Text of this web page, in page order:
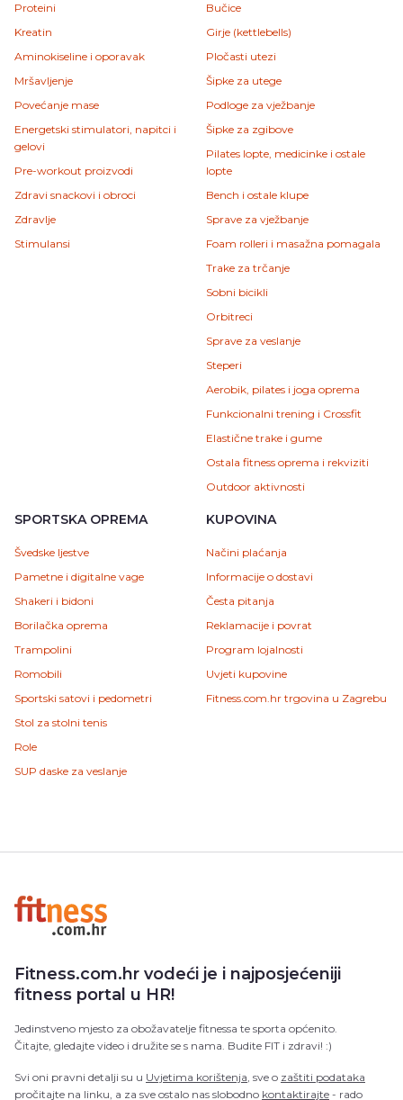
Proteini
Kreatin
Aminokiseline i oporavak
Mršavljenje
Povećanje mase
Energetski stimulatori, napitci i
gelovi
Pre-workout proizvodi
Zdravi snackovi i obroci
Zdravlje
Stimulansi
Bučice
Girje (kettlebells)
Pločasti utezi
Šipke za utege
Podloge za vježbanje
Šipke za zgibove
Pilates lopte, medicinke i ostale
lopte
Bench i ostale klupe
Sprave za vježbanje
Foam rolleri i masažna pomagala
Trake za trčanje
Sobni bicikli
Orbitreci
Sprave za veslanje
Steperi
Aerobik, pilates i joga oprema
Funkcionalni trening i Crossfit
Elastične trake i gume
Ostala fitness oprema i rekviziti
Outdoor aktivnosti
SPORTSKA OPREMA
Švedske ljestve
Pametne i digitalne vage
Shakeri i bidoni
Borilačka oprema
Trampolini
Romobili
Sportski satovi i pedometri
Stol za stolni tenis
Role
SUP daske za veslanje
KUPOVINA
Načini plaćanja
Informacije o dostavi
Česta pitanja
Reklamacije i povrat
Program lojalnosti
Uvjeti kupovine
Fitness.com.hr trgovina u Zagrebu
Fitness.com.hr vodeći je i najposjećeniji
fitness portal u HR!
Jedinstveno mjesto za obožavatelje fitnessa te sporta općenito.
Čitajte, gledajte video i družite se s nama. Budite FIT i zdravi! :)
Svi oni pravni detalji su u Uvjetima korištenja, sve o zaštiti podataka
pročitajte na linku, a za sve ostalo nas slobodno kontaktirajte - rado